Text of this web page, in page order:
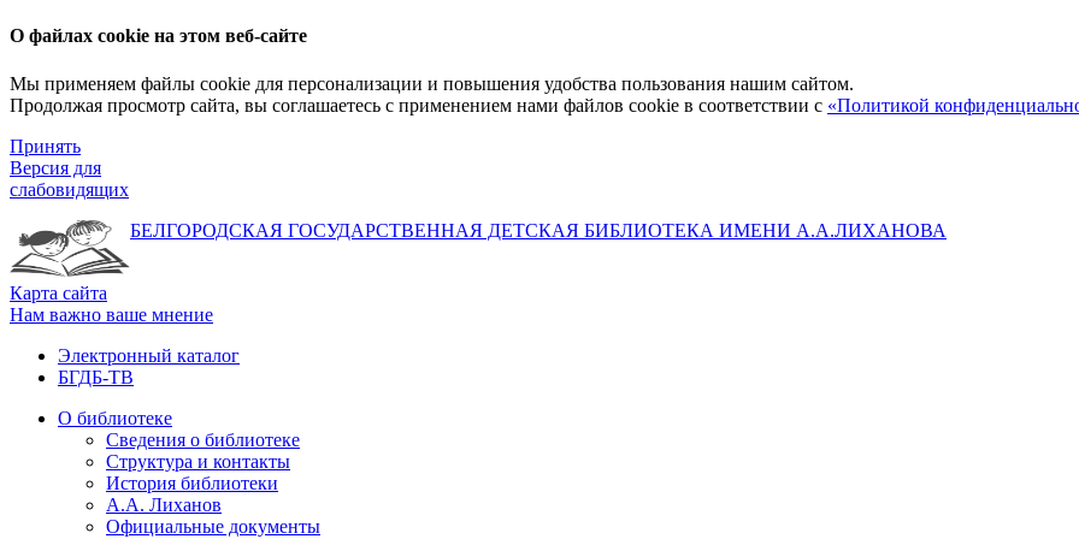
О файлах cookie на этом веб-сайте
Мы применяем файлы cookie для персонализации и повышения удобства пользования нашим сайтом.
Продолжая просмотр сайта, вы соглашаетесь с применением нами файлов cookie в соответствии с «Политикой
Принять
Версия для
слабовидящих
БЕЛГОРОДСКАЯ ГОСУДАРСТВЕННАЯ ДЕТСКАЯ БИБЛИОТЕКА ИМЕНИ А.А.ЛИХАНОВА
Карта сайта
Нам важно ваше мнение
Электронный каталог
БГДБ-ТВ
О библиотеке
Сведения о библиотеке
Структура и контакты
История библиотеки
А.А. Лиханов
Официальные документы